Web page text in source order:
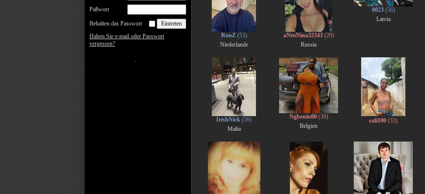
Paßwort
Behalten das Passwort
Haben Sie e-mail oder Passwort
vergessen?
RonZ(53)
Niederlande
aNtoNina32343(29)
Russia
0023(56)
Latvia
IrishNick (59)
Malta
Ngbenin00(39)
Belgien
sali100 (33)